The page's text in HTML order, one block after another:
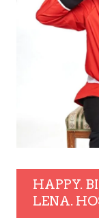
HAPPY.
LENA.